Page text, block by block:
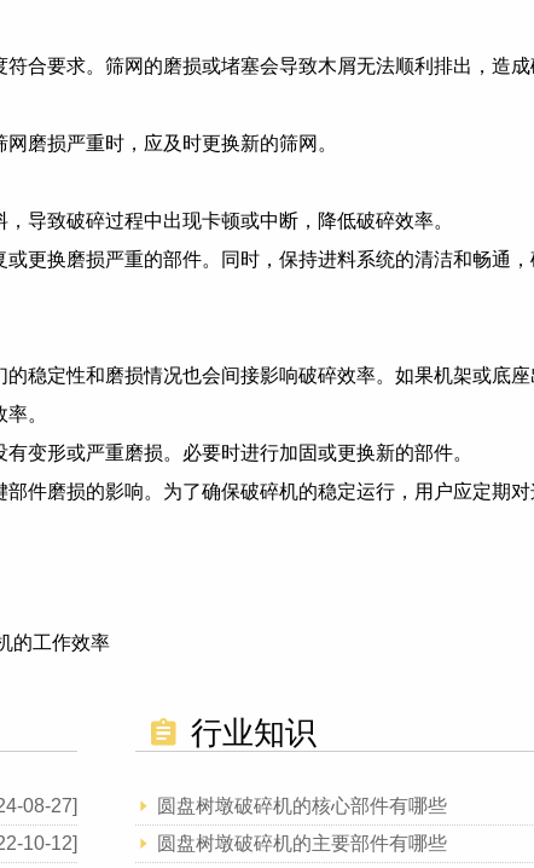
合要求。筛网的磨损或堵塞会导致木屑无法顺利排出，造
磨损严重时，应及时更换新的筛网。
导致破碎过程中出现卡顿或中断，降低破碎效率。
更换磨损严重的部件。同时，保持进料系统的清洁和畅通
稳定性和磨损情况也会间接影响破碎效率。如果机架或底
。
变形或严重磨损。必要时进行加固或更换新的部件。
件磨损的影响。为了确保破碎机的稳定运行，用户应定期
的工作效率
08-27]
10-12]
行业知识
圆盘树墩破碎机的核心部件有哪些
圆盘树墩破碎机的主要部件有哪些